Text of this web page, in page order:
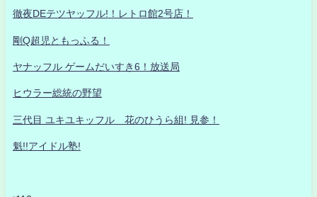
徹夜DEテツヤッフル!！レトロ館2号店！
剛Q超児ともっふる！
ヤナッフル ゲームだいすき6！放送局
ヒウラー総統の野望
三代目 ユキユキッフル 花のひうら組! 見参！
魁!!アイドル塾!